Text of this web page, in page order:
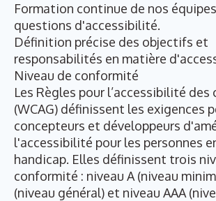
Formation continue de nos
questions d'accessibilité.
Définition précise des objectifs et
responsabilités en matière
Niveau de conformité
Les Règles pour l’accessibilité
(WCAG) définissent les exigences
concepteurs et développeurs
l'accessibilité pour les personnes
handicap. Elles définissent trois
conformité : niveau A (niveau
(niveau général) et niveau AAA